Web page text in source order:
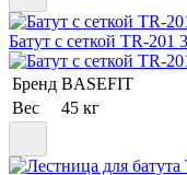
Батут c сеткой TR-201
Бренд BASEFIT
Вес
45 кг